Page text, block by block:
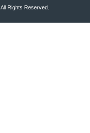
.All Rights Reserved.